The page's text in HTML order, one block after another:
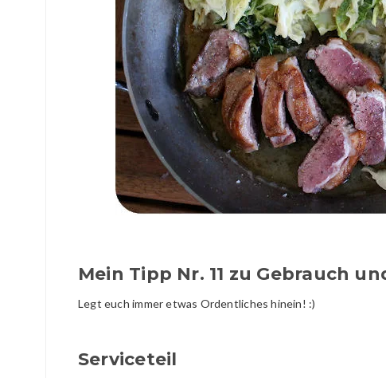
Mein Tipp Nr. 11 zu Gebrauch
Legt euch immer etwas Ordentliches hinein! :)
Serviceteil